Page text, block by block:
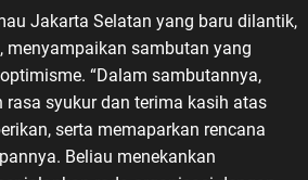
Jakarta Selatan yang baru dilantik,
menyampaikan sambutan yang
“Dalam sambutannya,
rasa syukur dan terima kasih atas
serta memaparkan rencana
Beliau menekankan